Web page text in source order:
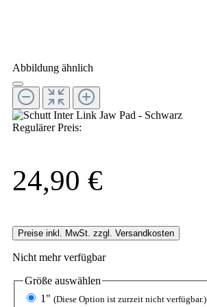
Abbildung ähnlich
Regulärer Preis:
24,90 €
Preise inkl. MwSt. zzgl. Versandkosten
Nicht mehr verfügbar
Größe auswählen
1" (Diese Option ist zurzeit nicht verfügbar.)